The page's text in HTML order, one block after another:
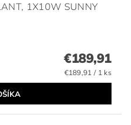
1X10W SUNNY
€189,91
€189,91 / 1 ks